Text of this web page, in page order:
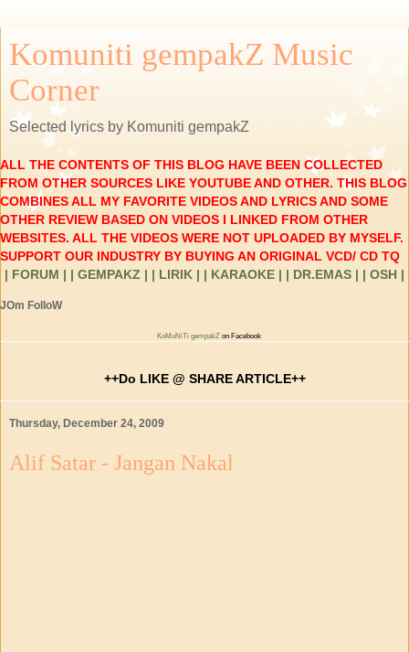
Komuniti gempakZ Music
Corner
Selected lyrics by Komuniti gempakZ
ALL THE CONTENTS OF THIS BLOG HAVE BEEN COLLECTED
FROM OTHER SOURCES LIKE YOUTUBE AND OTHER. THIS BLOG
COMBINES ALL MY FAVORITE VIDEOS AND LYRICS AND SOME
OTHER REVIEW BASED ON VIDEOS I LINKED FROM OTHER
WEBSITES. ALL THE VIDEOS WERE NOT UPLOADED BY MYSELF.
SUPPORT OUR INDUSTRY BY BUYING AN ORIGINAL VCD/ CD TQ
| FORUM | | GEMPAKZ | | LIRIK | | KARAOKE | | DR.EMAS | | OSH |
JOm FolloW
KoMuNiTi gempakZ on Facebook
++Do LIKE @ SHARE ARTICLE++
Thursday, December 24, 2009
Alif Satar - Jangan Nakal